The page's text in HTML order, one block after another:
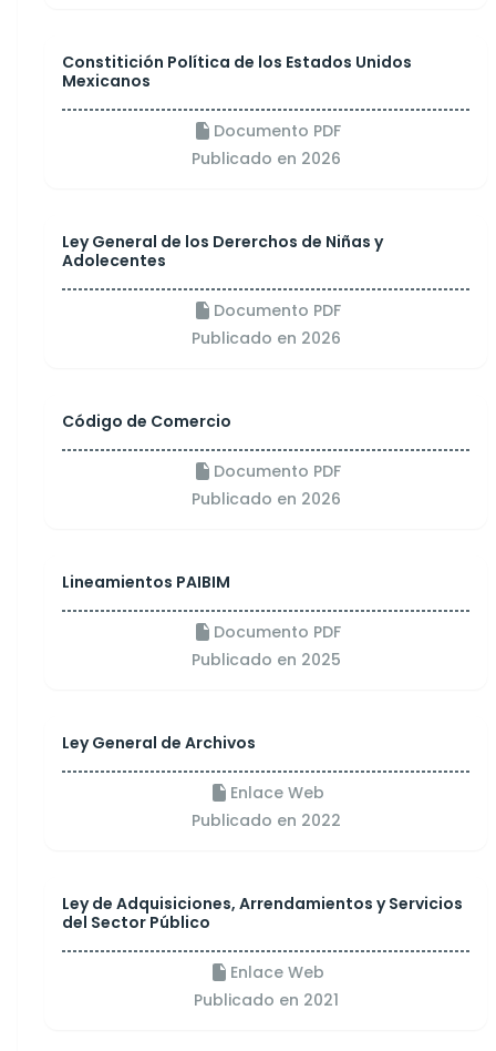
Constitición Política de los Estados Unidos
Mexicanos
Documento PDF
Publicado en 2026
Ley General de los Dererchos de Niñas y
Adolecentes
Documento PDF
Publicado en 2026
Código de Comercio
Documento PDF
Publicado en 2026
Lineamientos PAIBIM
Documento PDF
Publicado en 2025
Ley General de Archivos
Enlace Web
Publicado en 2022
Ley de Adquisiciones, Arrendamientos y Servicios
del Sector Público
Enlace Web
Publicado en 2021